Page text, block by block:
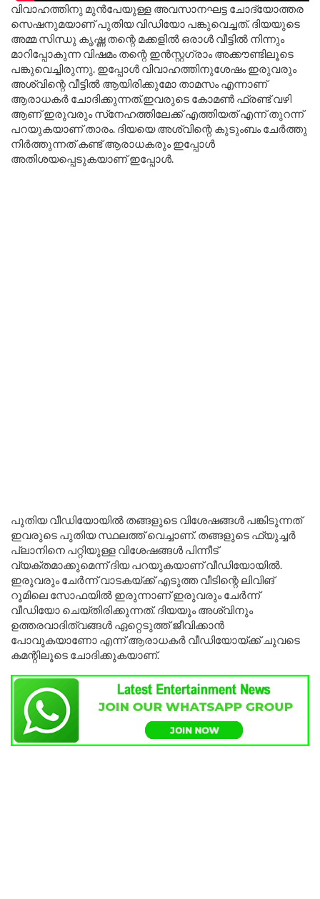
വിവാഹത്തിനു മുൻപേയുള്ള അവസാനഘട്ട ചോദ്യോത്തര
സെഷനുമയാണ് പുതിയ വിഡിയോ പങ്കുവെച്ചത്. ദിയയുടെ
അമ്മ സിന്ധു കൃഷ്ണ തന്റെ മക്കളിൽ ഒരാൾ വീട്ടിൽ നിന്നും
മാറിപ്പോകുന്ന വിഷമം തന്റെ ഇൻസ്റ്റഗ്രാം അക്കൗണ്ടിലൂടെ
പങ്കുവെച്ചിരുന്നു. ഇപ്പോൾ വിവാഹത്തിനുശേഷം ഇരുവരും
അശ്വിന്റെ വീട്ടിൽ ആയിരിക്കുമോ താമസം എന്നാണ്
ആരാധകർ ചോദിക്കുന്നത്.ഇവരുടെ കോമൺ ഫ്രണ്ട് വഴി
ആണ് ഇരുവരും സ്‌നേഹത്തിലേക്ക് എത്തിയത് എന്ന് തുറന്ന്
പറയുകയാണ് താരം. ദിയയെ അശ്വിന്റെ കുടുംബം ചേർത്തു
നിർത്തുന്നത് കണ്ട് ആരാധകരും ഇപ്പോൾ
അതിശയപ്പെടുകയാണ് ഇപ്പോൾ.
പുതിയ വീഡിയോയിൽ തങ്ങളുടെ വിശേഷങ്ങൾ പങ്കിടുന്നത്
ഇവരുടെ പുതിയ സ്ഥലത്ത് വെച്ചാണ്. തങ്ങളുടെ ഫ്യുച്ചർ
പ്ലാനിനെ പറ്റിയുള്ള വിശേഷങ്ങൾ പിന്നീട്
വ്യക്തമാക്കുമെന്ന് ദിയ പറയുകയാണ് വീഡിയോയിൽ.
ഇരുവരും ചേർന്ന് വാടകയ്ക്ക് എടുത്ത വീടിന്റെ ലിവിങ്
റൂമിലെ സോഫയിൽ ഇരുന്നാണ് ഇരുവരും ചേർന്ന്
വീഡിയോ ചെയ്തിരിക്കുന്നത്. ദിയയും അശ്വിനും
ഉത്തരവാദിത്വങ്ങൾ ഏറ്റെടുത്ത് ജീവിക്കാൻ
പോവുകയാണോ എന്ന് ആരാധകർ വീഡിയോയ്ക്ക് ചുവടെ
കമന്റിലൂടെ ചോദിക്കുകയാണ്.